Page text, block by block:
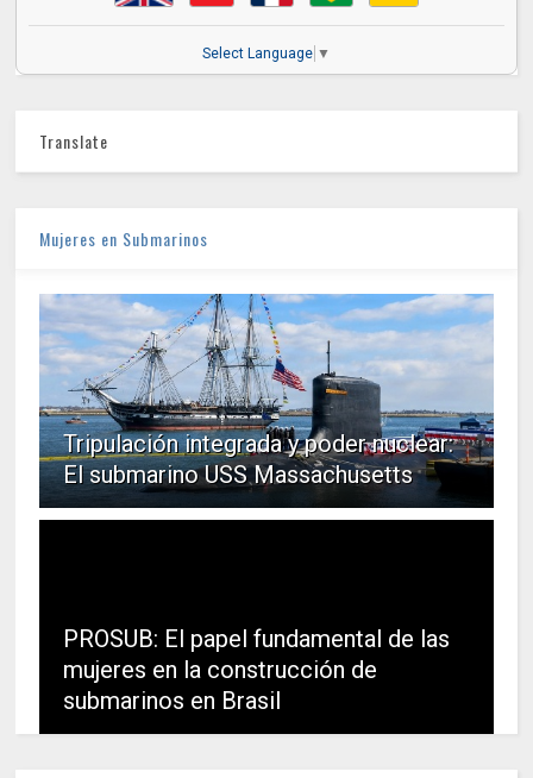
Select Language ▼
Translate
Mujeres en Submarinos
Tripulación integrada y poder nuclear:
El submarino USS Massachusetts
PROSUB: El papel fundamental de las
mujeres en la construcción de
submarinos en Brasil